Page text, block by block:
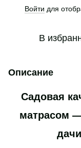
Войти для
В
Описание
Садовая
матрасом